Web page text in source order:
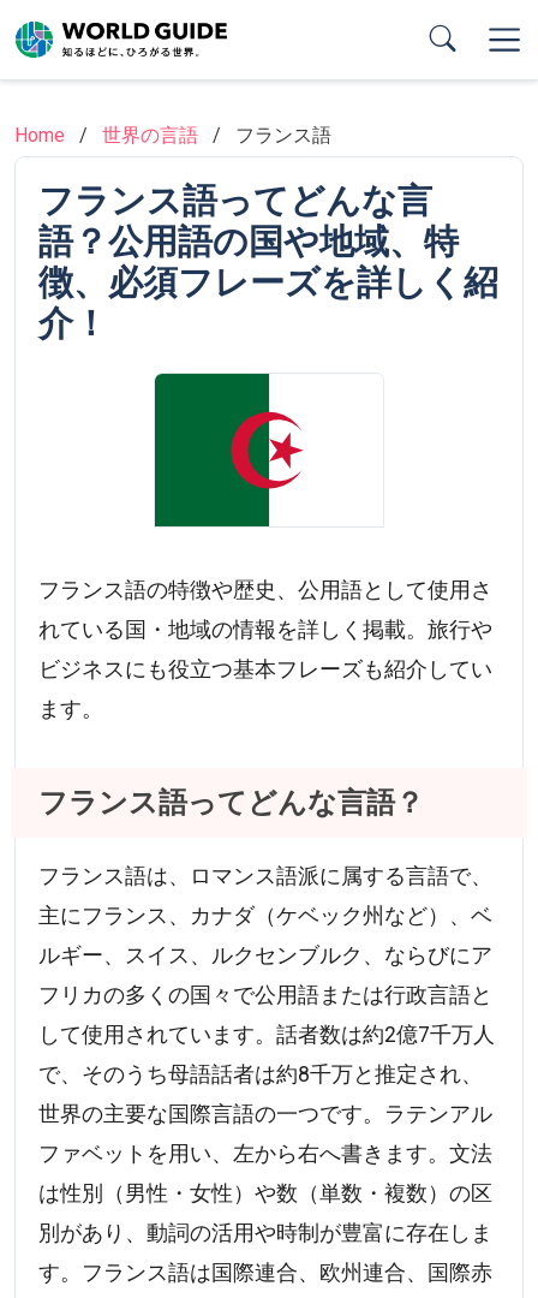
to
main
Home
世界の言語 フランス語
フランス語ってどんな言
語？公用語の国や地域、特
徴、必須フレーズを詳しく紹
介！
フランス語の特徴や歴史、公用語として使用さ
れている国・地域の情報を詳しく掲載。旅行や
ビジネスにも役立つ基本フレーズも紹介してい
ます。
フランス語ってどんな言語？
フランス語は、ロマンス語派に属する言語で、
主にフランス、カナダ（ケベック州など）、ベ
ルギー、スイス、ルクセンブルク、ならびにア
フリカの多くの国々で公用語または行政言語と
して使用されています。話者数は約2億7千万人
で、そのうち母語話者は約8千万と推定され、
世界の主要な国際言語の一つです。ラテンアル
ファベットを用い、左から右へ書きます。文法
は性別（男性・女性）や数（単数・複数）の区
別があり、動詞の活用や時制が豊富に存在しま
す。フランス語は国際連合、欧州連合、国際赤